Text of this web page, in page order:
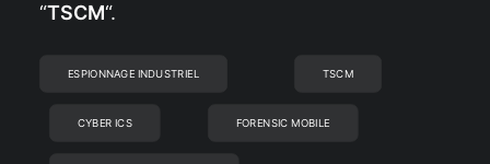
“TSCM“.
ESPIONNAGE INDUSTRIEL TSCM
CYBER ICS FORENSIC MOBILE